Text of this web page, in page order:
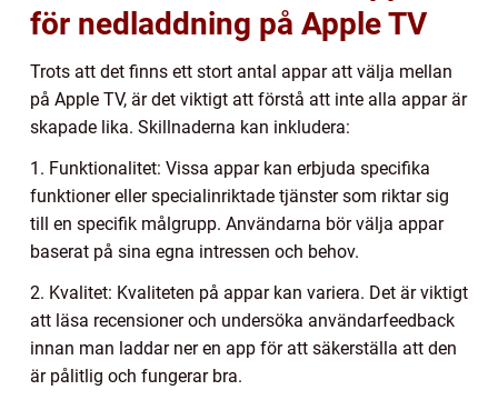
för nedladdning på Apple TV
Trots att det finns ett stort antal appar att välja mellan
på Apple TV, är det viktigt att förstå att inte alla appar är
skapade lika. Skillnaderna kan inkludera:
1. Funktionalitet: Vissa appar kan erbjuda specifika
funktioner eller specialinriktade tjänster som riktar sig
till en specifik målgrupp. Användarna bör välja appar
baserat på sina egna intressen och behov.
2. Kvalitet: Kvaliteten på appar kan variera. Det är viktigt
att läsa recensioner och undersöka användarfeedback
innan man laddar ner en app för att säkerställa att den
är pålitlig och fungerar bra.